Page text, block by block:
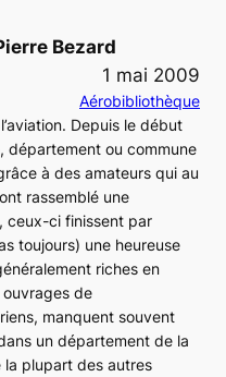
Bezard
1 mai 2009
Aérobibliothèque
Depuis le début
département ou commune
à des amateurs qui au
rassemblé une
ceux-ci finissent par
toujours) une heureuse
riches en
de
manquent souvent
un département de la
plupart des autres